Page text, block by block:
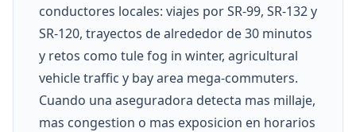
conductores locales: viajes por SR-99, SR-132 y
SR-120, trayectos de alrededor de 30 minutos
y retos como tule fog in winter, agricultural
vehicle traffic y bay area mega-commuters.
Cuando una aseguradora detecta mas millaje,
mas congestion o mas exposicion en horarios